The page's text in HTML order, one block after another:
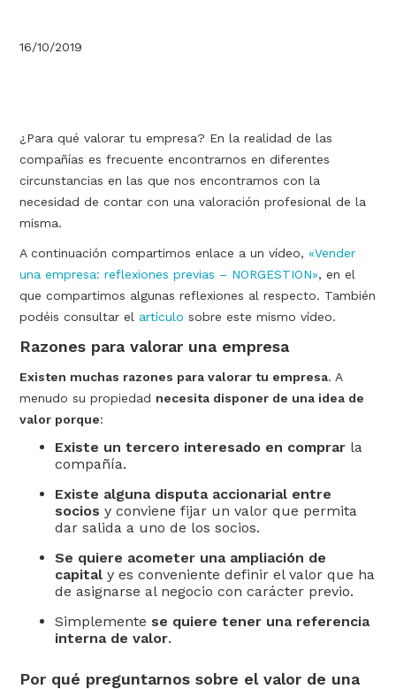
16/10/2019
¿Para qué valorar tu empresa? En la realidad de las
compañías es frecuente encontrarnos en diferentes
circunstancias en las que nos encontramos con la
necesidad de contar con una valoración profesional de la
misma.
A continuación compartimos enlace a un vídeo,«Vender
una empresa: reflexiones previas – NORGESTION», en el
que compartimos algunas reflexiones al respecto. También
podéis consultar el artículo sobre este mismo vídeo.
Razones para valorar una empresa
Existen muchas razones para valorar tu empresa. A
menudo su propiedad necesita disponer de una idea de
valor porque:
Existe un tercero interesado en comprar la
compañía.
Existe alguna disputa accionarial entre
socios y conviene fijar un valor que permita
dar salida a uno de los socios.
Se quiere acometer una ampliación de
capital y es conveniente definir el valor que ha
de asignarse al negocio con carácter previo.
Simplemente se quiere tener una referencia
interna de valor.
Por qué preguntarnos sobre el valor de una